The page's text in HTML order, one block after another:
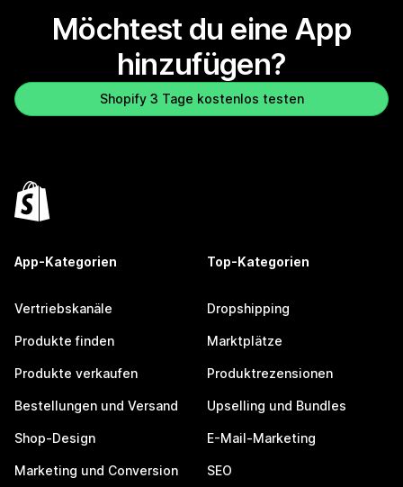
Möchtest du eine App
hinzufügen?
Shopify 3 Tage kostenlos testen
App-Kategorien
Vertriebskanäle
Produkte finden
Produkte verkaufen
Bestellungen und Versand
Shop-Design
Marketing und Conversion
Top-Kategorien
Dropshipping
Marktplätze
Produktrezensionen
Upselling und Bundles
E-Mail-Marketing
SEO